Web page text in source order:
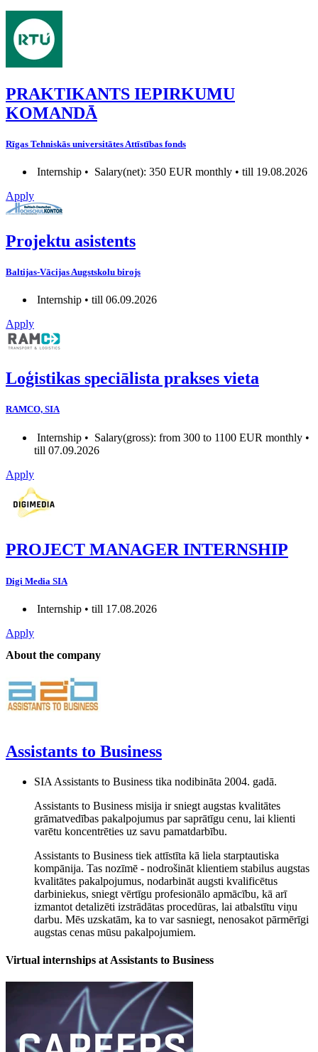
PRAKTIKANTS IEPIRKUMU
KOMANDĀ
Rīgas Tehniskās universitātes Attīstības fonds
Internship • Salary(net): 350 EUR monthly • till 19.08.2026
Apply
Projektu asistents
Baltijas-Vācijas Augstskolu birojs
Internship • till 06.09.2026
Apply
Loģistikas speciālista prakses vieta
RAMCO, SIA
Internship • Salary(gross): from 300 to 1100 EUR monthly •
till 07.09.2026
Apply
PROJECT MANAGER INTERNSHIP
Digi Media SIA
Internship • till 17.08.2026
Apply
About the company
Assistants to Business
SIA Assistants to Business tika nodibināta 2004. gadā.
Assistants to Business misija ir sniegt augstas kvalitātes
grāmatvedības pakalpojumus par saprātīgu cenu, lai klienti
varētu koncentrēties uz savu pamatdarbību.
Assistants to Business tiek attīstīta kā liela starptautiska
kompānija. Tas nozīmē - nodrošināt klientiem stabilus augstas
kvalitātes pakalpojumus, nodarbināt augsti kvalificētus
darbiniekus, sniegt vērtīgu profesionālo apmācību, kā arī
izmantot detalizēti izstrādātas procedūras, lai atbalstītu viņu
darbu. Mēs uzskatām, ka to var sasniegt, nenosakot pārmērīgi
augstas cenas mūsu pakalpojumiem.
Virtual internships at Assistants to Business